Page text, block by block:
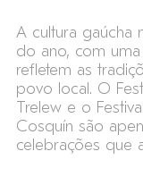
A cultura gaúcha
do ano, com
refletem as
povo local. O
Trelew e o
Cosquín são
celebrações que